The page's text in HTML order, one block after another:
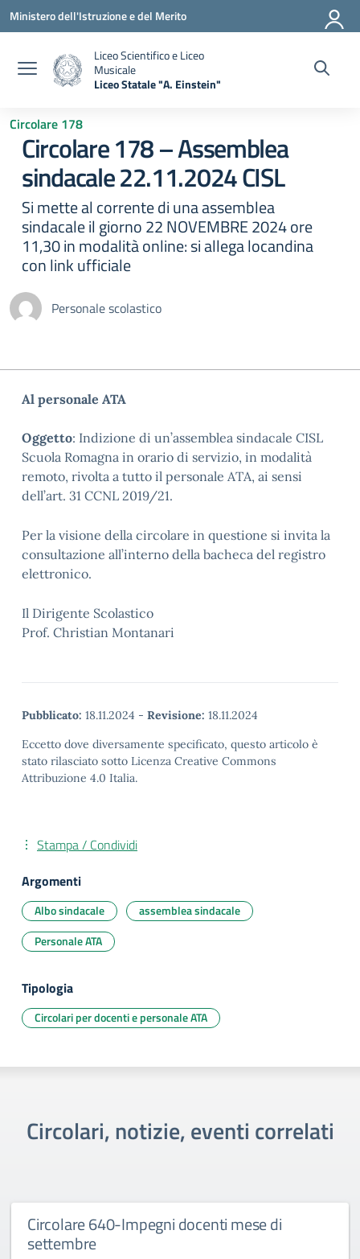
Vai ai contenuti
Vai al menu di navigazione
Vai al footer
Ministero dell'Istruzione e del Merito
Liceo Scientifico e Liceo
Musicale
Liceo Statale "A. Einstein"
Circolare 178
Circolare 178 – Assemblea
sindacale 22.11.2024 CISL
Si mette al corrente di una assemblea
sindacale il giorno 22 NOVEMBRE 2024 ore
11,30 in modalità online: si allega locandina
con link ufficiale
Personale scolastico
Al personale ATA
Oggetto: Indizione di un’assemblea sindacale CISL
Scuola Romagna in orario di servizio, in modalità
remoto, rivolta a tutto il personale ATA, ai sensi
dell’art. 31 CCNL 2019/21.
Per la visione della circolare in questione si invita la
consultazione all’interno della bacheca del registro
elettronico.
Il Dirigente Scolastico
Prof. Christian Montanari
Pubblicato: 18.11.2024 - Revisione: 18.11.2024
Eccetto dove diversamente specificato, questo articolo è
stato rilasciato sotto Licenza Creative Commons
Attribuzione 4.0 Italia.
Stampa / Condividi
Argomenti
Albo sindacale
assemblea sindacale
Personale ATA
Tipologia
Circolari per docenti e personale ATA
Circolari, notizie, eventi correlati
Circolare 640-Impegni docenti mese di
settembre